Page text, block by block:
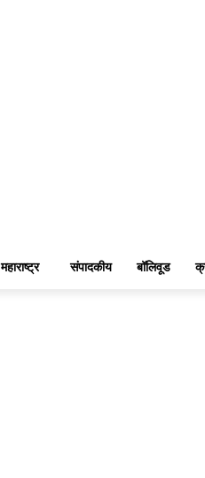
महाराष्ट्र संपादकीय बॉलिवूड